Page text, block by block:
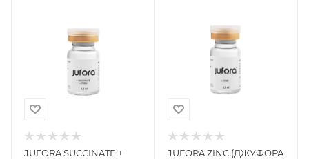
JUFORA SUCCINATE +
JUFORA ZINC (ДЖУФОРА